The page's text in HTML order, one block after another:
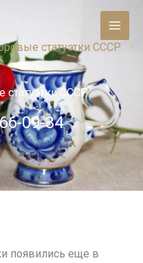
статуэтки СССР
СССР
09-34
появились еще в